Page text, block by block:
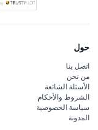
حول
اتصل بنا
من نحن
الأسئلة الشائعة
الشروط والأحكام
سياسة الخصوصية
المدونة